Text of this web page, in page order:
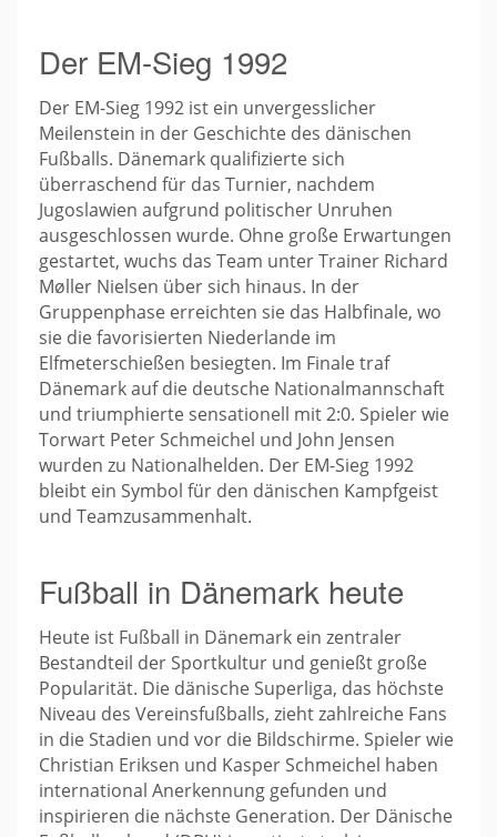
Der EM-Sieg 1992
Der EM-Sieg 1992 ist ein unvergesslicher
Meilenstein in der Geschichte des dänischen
Fußballs. Dänemark qualifizierte sich
überraschend für das Turnier, nachdem
Jugoslawien aufgrund politischer Unruhen
ausgeschlossen wurde. Ohne große Erwartungen
gestartet, wuchs das Team unter Trainer Richard
Møller Nielsen über sich hinaus. In der
Gruppenphase erreichten sie das Halbfinale, wo
sie die favorisierten Niederlande im
Elfmeterschießen besiegten. Im Finale traf
Dänemark auf die deutsche Nationalmannschaft
und triumphierte sensationell mit 2:0. Spieler wie
Torwart Peter Schmeichel und John Jensen
wurden zu Nationalhelden. Der EM-Sieg 1992
bleibt ein Symbol für den dänischen Kampfgeist
und Teamzusammenhalt.
Fußball in Dänemark heute
Heute ist Fußball in Dänemark ein zentraler
Bestandteil der Sportkultur und genießt große
Popularität. Die dänische Superliga, das höchste
Niveau des Vereinsfußballs, zieht zahlreiche Fans
in die Stadien und vor die Bildschirme. Spieler wie
Christian Eriksen und Kasper Schmeichel haben
international Anerkennung gefunden und
inspirieren die nächste Generation. Der Dänische